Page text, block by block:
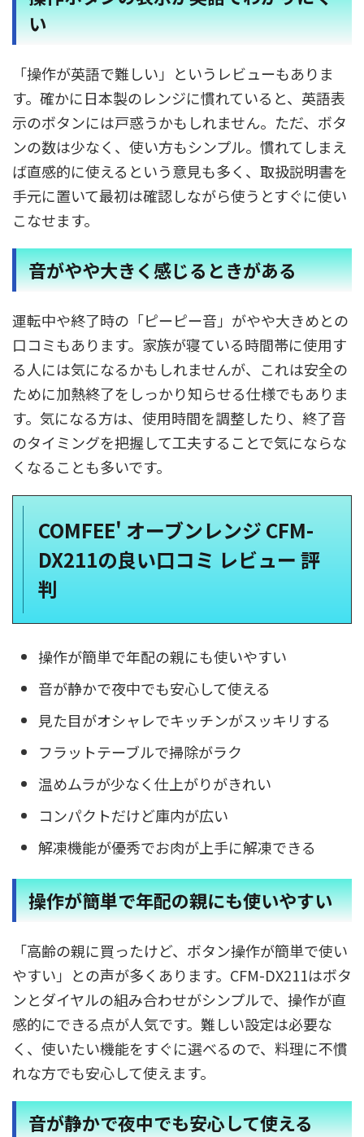
い
「操作が英語で難しい」というレビューもありま
す。確かに日本製のレンジに慣れていると、英語表
示のボタンには戸惑うかもしれません。ただ、ボタ
ンの数は少なく、使い方もシンプル。慣れてしまえ
ば直感的に使えるという意見も多く、取扱説明書を
手元に置いて最初は確認しながら使うとすぐに使い
こなせます。
音がやや大きく感じるときがある
運転中や終了時の「ピーピー音」がやや大きめとの
口コミもあります。家族が寝ている時間帯に使用す
る人には気になるかもしれませんが、これは安全の
ために加熱終了をしっかり知らせる仕様でもありま
す。気になる方は、使用時間を調整したり、終了音
のタイミングを把握して工夫することで気にならな
くなることも多いです。
COMFEE' オーブンレンジ CFM-
DX211の良い口コミ レビュー 評
判
操作が簡単で年配の親にも使いやすい
音が静かで夜中でも安心して使える
見た目がオシャレでキッチンがスッキリする
フラットテーブルで掃除がラク
温めムラが少なく仕上がりがきれい
コンパクトだけど庫内が広い
解凍機能が優秀でお肉が上手に解凍できる
操作が簡単で年配の親にも使いやすい
「高齢の親に買ったけど、ボタン操作が簡単で使い
やすい」との声が多くあります。CFM-DX211はボタ
ンとダイヤルの組み合わせがシンプルで、操作が直
感的にできる点が人気です。難しい設定は必要な
く、使いたい機能をすぐに選べるので、料理に不慣
れな方でも安心して使えます。
音が静かで夜中でも安心して使える